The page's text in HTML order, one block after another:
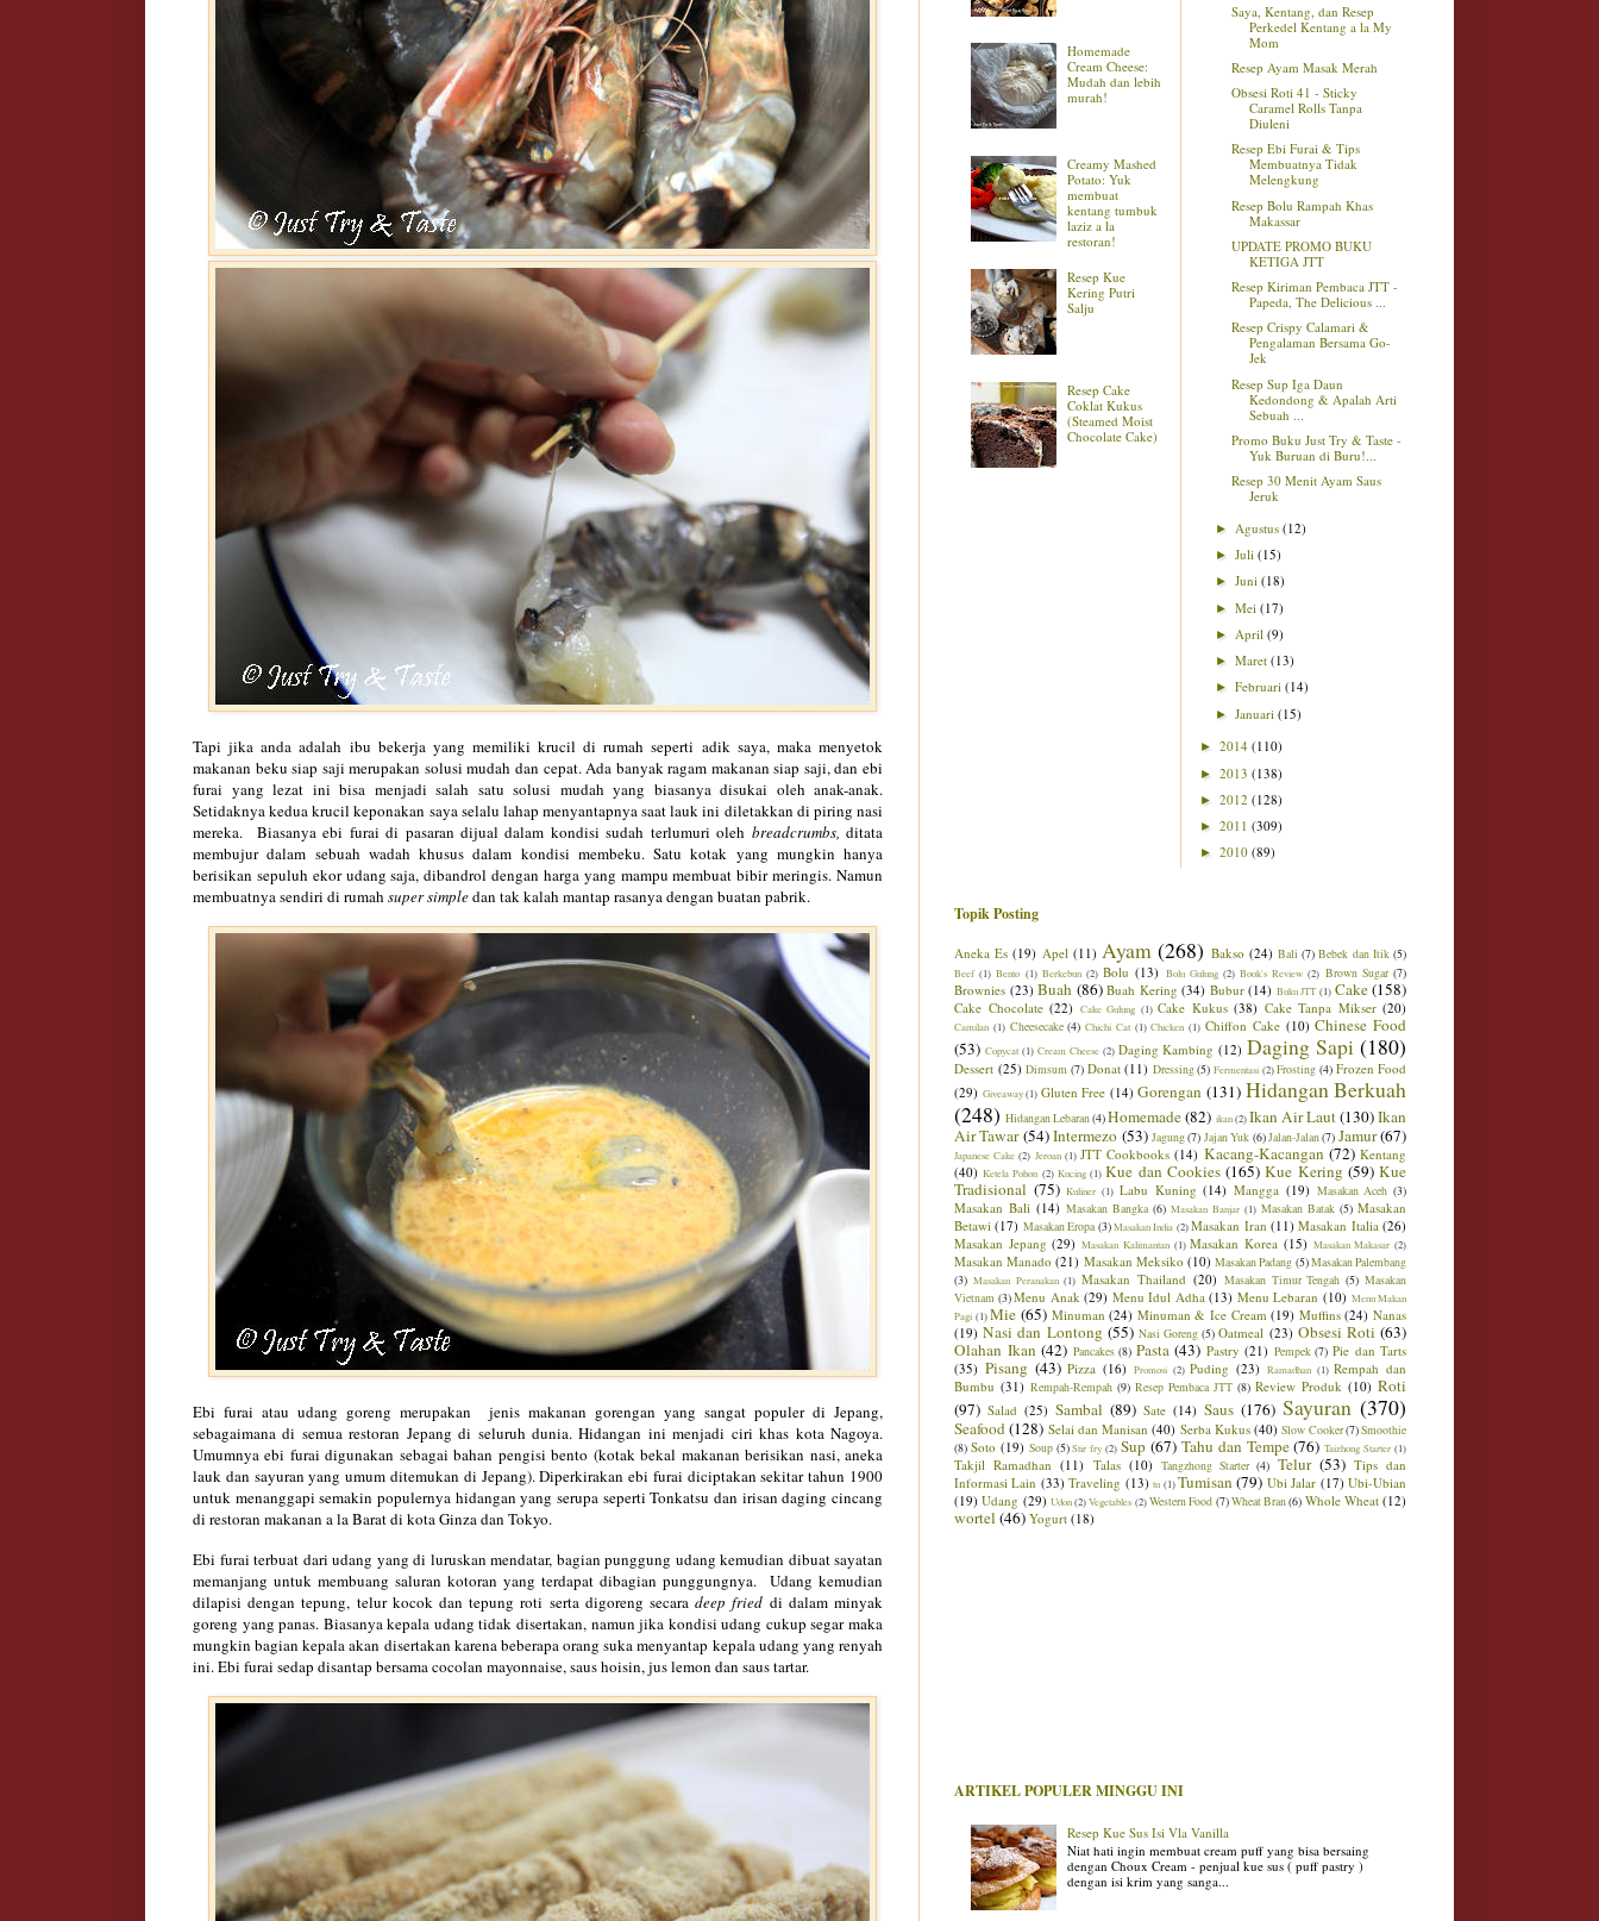
Tapi jika anda adalah ibu bekerja yang memiliki krucil di rumah seperti adik saya, maka menyetok
makanan beku siap saji merupakan solusi mudah dan cepat. Ada banyak ragam makanan siap saji, dan ebi
furai yang lezat ini bisa menjadi salah satu solusi mudah yang biasanya disukai oleh anak-anak.
Setidaknya kedua krucil keponakan saya selalu lahap menyantapnya saat lauk ini diletakkan di piring nasi
mereka. Biasanya ebi furai di pasaran dijual dalam kondisi sudah terlumuri oleh breadcrumbs,ditata
membujur dalam sebuah wadah khusus dalam kondisi membeku. Satu kotak yang mungkin hanya
berisikan sepuluh ekor udang saja, dibandrol dengan harga yang mampu membuat bibir meringis. Namun
membuatnya sendiri di rumah super simpledan tak kalah mantap rasanya dengan buatan pabrik.
Ebi furai atau udang goreng merupakan jenis makanan gorengan yang sangat populer di Jepang,
sebagaimana di semua restoran Jepang di seluruh dunia. Hidangan ini menjadi ciri khas kota Nagoya.
Umumnya ebi furai digunakan sebagai bahan pengisi bento (kotak bekal makanan berisikan nasi, aneka
lauk dan sayuran yang umum ditemukan di Jepang).Diperkirakan ebi furai diciptakan sekitar tahun 1900
untuk menanggapi semakin populernya hidangan yang serupa seperti Tonkatsu dan irisan daging cincang
di restoran makanan a la Barat di kota Ginza dan Tokyo.
Ebi furai terbuat dari udang yang di luruskan mendatar, bagian punggung udang kemudian dibuat sayatan
memanjang untuk membuang saluran kotoran yang terdapat dibagian punggungnya. Udang kemudian
dilapisi dengan tepung, telur kocok dan tepung roti serta digoreng secaradeep fried di dalam minyak
goreng yang panas. Biasanya kepala udang tidak disertakan, namun jika kondisi udang cukup segar maka
mungkin bagian kepala akan disertakan karena beberapa orang suka menyantap kepala udang yang renyah
ini. Ebi furai sedap disantap bersama cocolan mayonnaise, saus hoisin, jus lemon dan saus tartar.
Homemade
Cream Cheese:
Mudah dan lebih
murah!
Creamy Mashed
Potato: Yuk
membuat
kentang tumbuk
laziz a la
restoran!
Resep Kue
Kering Putri
Salju
Resep Cake
Coklat Kukus
(Steamed Moist
Chocolate Cake)
Saya, Kentang, dan Resep
Perkedel Kentang a la My
Mom
Resep Ayam Masak Merah
Obsesi Roti 41 - Sticky
Caramel Rolls Tanpa
Diuleni
Resep Ebi Furai & Tips
Membuatnya Tidak
Melengkung
Resep Bolu Rampah Khas
Makassar
UPDATE PROMO BUKU
KETIGA JTT
Resep Kiriman Pembaca JTT -
Papeda, The Delicious ...
Resep Crispy Calamari &
Pengalaman Bersama Go-
Jek
Resep Sup Iga Daun
Kedondong & Apalah Arti
Sebuah ...
Promo Buku Just Try & Taste -
Yuk Buruan di Buru!...
Resep 30 Menit Ayam Saus
Jeruk
► Agustus(12)
►Juli(15)
►Juni(18)
►Mei(17)
► April(9)
►Maret(13)
►Februari(14)
►Januari(15)
► 2014 (110)
► 2013 (138)
► 2012 (128)
► 2011 (309)
► 2010 (89)
Topik Posting
Aneka Es (19) Apel (11) Ayam (268) Bakso (24) Bali (7) Bebek dan Itik (5)
Beef (1) Bento (1) Berkebun (2) Bolu (13) Bolu Gulung (2) Book's Review (2) Brown Sugar (7)
Brownies (23) Buah (86) Buah Kering (34) Bubur (14) Buku JTT (1) Cake(158)
Cake Chocolate (22) Cake Gulung (1) Cake Kukus (38) Cake Tanpa Mikser (20)
Camilan (1) Cheesecake (4) Chichi Cat (1) Chicken (1) Chiffon Cake (10) Chinese Food
(53) Copycat (1) Cream Cheese (2) Daging Kambing (12) Daging Sapi (180)
Dessert (25) Dimsum (7) Donat (11) Dressing (5) Fermentasi (2) Frosting (4) Frozen Food
(29) Giveaway (1) Gluten Free (14) Gorengan (131) Hidangan Berkuah
(248) Hidangan Lebaran(4)Homemade(82) ikan (2) Ikan Air Laut(130)Ikan
Air Tawar (54)Intermezo (53) Jagung(7) Jajan Yuk (6)Jalan-Jalan(7) Jamur(67)
Japanese Cake (2) Jeroan (1) JTT Cookbooks (14) Kacang-Kacangan (72) Kentang
(40) Ketela Pohon (2) Kucing (1) Kue dan Cookies (165) Kue Kering (59) Kue
Tradisional (75) Kuliner (1) Labu Kuning (14) Mangga (19) Masakan Aceh (3)
Masakan Bali (14) Masakan Bangka (6) Masakan Banjar (1) Masakan Batak (5) Masakan
Betawi (17) Masakan Eropa (3) Masakan India (2) Masakan Iran (11) Masakan Italia (26)
Masakan Jepang (29) Masakan Kalimantan (1) Masakan Korea (15) Masakan Makasar (2)
Masakan Manado (21) Masakan Meksiko (10) Masakan Padang (5)Masakan Palembang
(3) Masakan Peranakan (1) Masakan Thailand (20) Masakan Timur Tengah (5) Masakan
Vietnam (3)Menu Anak (29) Menu Idul Adha (13) Menu Lebaran (10) Menu Makan
Pagi (1) Mie (65) Minuman (24) Minuman & Ice Cream (19) Muffins (24) Nanas
(19) Nasi dan Lontong (55) Nasi Goreng (5) Oatmeal (23) Obsesi Roti (63)
Olahan Ikan (42) Pancakes (8) Pasta (43) Pastry (21) Pempek (7) Pie dan Tarts
(35) Pisang (43) Pizza (16) Promosi (2) Puding (23) Ramadhan (1) Rempah dan
Bumbu (31) Rempah-Rempah (9) Resep Pembaca JTT (8) Review Produk (10) Roti
(97) Salad (25) Sambal (89) Sate (14) Saus (176) Sayuran (370)
Seafood(128) Selai dan Manisan (40) Serba Kukus (40) Slow Cooker(7)Smoothie
(8) Soto (19) Soup (5) Stir fry (2) Sup (67) Tahu dan Tempe (76) Taizhong Starter (1)
Takjil Ramadhan (11) Talas (10) Tangzhong Starter (4) Telur (53) Tips dan
Informasi Lain (33) Traveling (13) tu (1) Tumisan (79) Ubi Jalar (17) Ubi-Ubian
(19) Udang (29) Udon (2) Vegetables (2) Western Food (7)Wheat Bran(6) Whole Wheat (12)
wortel (46) Yogurt (18)
ARTIKEL POPULER MINGGU INI
Resep Kue Sus Isi Vla Vanilla
Niat hati ingin membuat cream puff yang bisa bersaing
dengan Choux Cream - penjual kue sus ( puff pastry )
dengan isi krim yang sanga...